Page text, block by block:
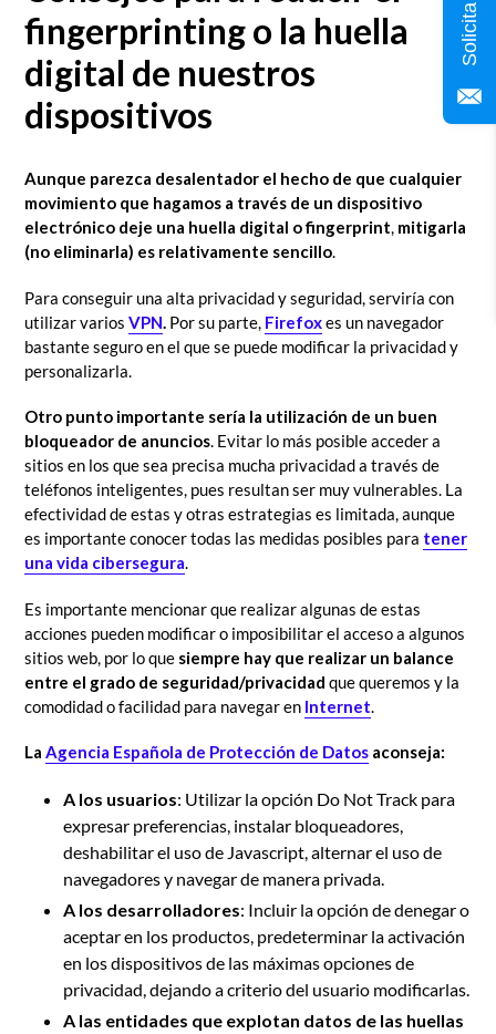
fingerprinting o la huella
digital de nuestros
dispositivos
Aunque parezca desalentador el hecho de que cualquier
movimiento que hagamos a través de un dispositivo
electrónico deje una huella digital o fingerprint, mitigarla
(no eliminarla) es relativamente sencillo.
Para conseguir una alta privacidad y seguridad, serviría con
utilizar varios VPN. Por su parte, Firefoxes un navegador
bastante seguro en el que se puede modificar la privacidad y
personalizarla.
Otro punto importante sería la utilización de un buen
bloqueador de anuncios. Evitar lo más posible acceder a
sitios en los que sea precisa mucha privacidad a través de
teléfonos inteligentes, pues resultan ser muy vulnerables. La
efectividad de estas y otras estrategias es limitada, aunque
es importante conocer todas las medidas posibles para tener
una vida cibersegura.
Es importante mencionar que realizar algunas de estas
acciones pueden modificar o imposibilitar el acceso a algunos
sitios web, por lo que siempre hay que realizar un balance
entre el grado de seguridad/privacidad que queremos y la
comodidad o facilidad para navegar en Internet.
La Agencia Española de Protección de Datos aconseja:
A los usuarios: Utilizar la opción Do Not Track para
expresar preferencias, instalar bloqueadores,
deshabilitar el uso de Javascript, alternar el uso de
navegadores y navegar de manera privada.
A los desarrolladores: Incluir la opción de denegar o
aceptar en los productos, predeterminar la activación
en los dispositivos de las máximas opciones de
privacidad, dejando a criterio del usuario modificarlas.
A las entidades que explotan datos de las huellas